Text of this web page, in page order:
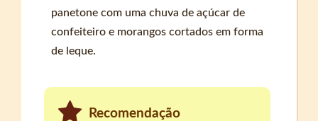
panetone com uma chuva de açúcar de
confeiteiro e morangos cortados em forma
de leque.
Recomendação